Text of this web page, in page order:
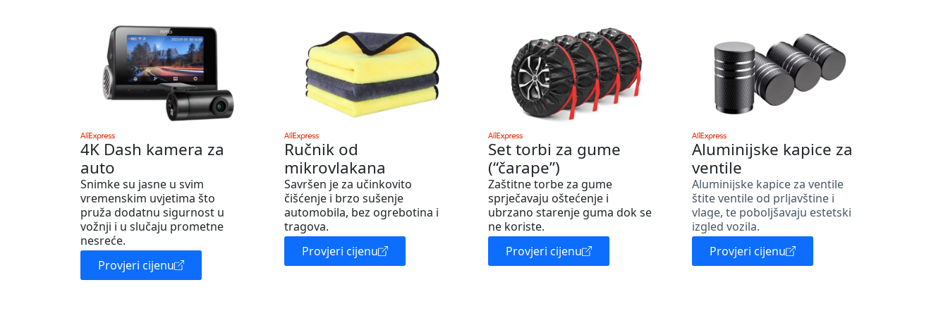
4K Dash kamera za
auto
Snimke su jasne u svim
vremenskim uvjetima što
pruža dodatnu sigurnost u
vožnji i u slučaju prometne
nesreće.
Provjeri cijenu
Ručnik od
mikrovlakana
Savršen je za učinkovito
čišćenje i brzo sušenje
automobila, bez ogrebotina i
tragova.
Provjeri cijenu
Set torbi za gume
(“čarape”)
Zaštitne torbe za gume
sprječavaju oštećenje i
ubrzano starenje guma dok se
ne koriste.
Provjeri cijenu
Aluminijske kapice za
ventile
Aluminijske kapice za ventile
štite ventile od prljavštine i
vlage, te poboljšavaju estetski
izgled vozila.
Provjeri cijenu